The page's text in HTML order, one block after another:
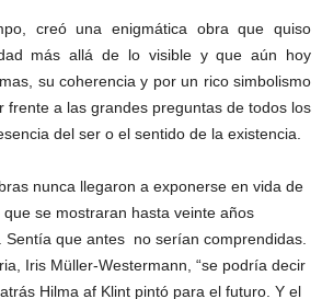
creó una enigmática obra que quiso
más allá de lo visible y que aún hoy
su coherencia y por un rico simbolismo
frente a las grandes preguntas de todos los
del ser o el sentido de la existencia.
nunca llegaron a exponerse en vida de
se mostraran hasta veinte años
Sentía que antes no serían comprendidas.
Iris Müller-Westermann, “se podría decir
Hilma af Klint pintó para el futuro. Y el